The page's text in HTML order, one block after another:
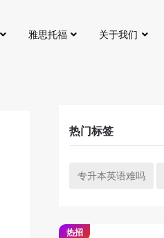
雅思托福 关于我们
热门标签
专升本英语难吗
热招